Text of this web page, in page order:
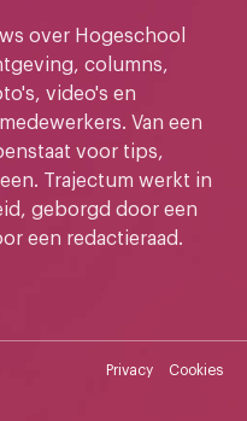
over Hogeschool
columns,
video's en
Van een
voor tips,
Trajectum werkt in
geborgd door een
een redactieraad.
Privacy Cookies